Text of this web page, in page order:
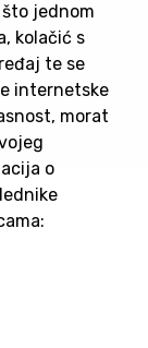
što jednom
kolačić s
te se
internetske
morat
o